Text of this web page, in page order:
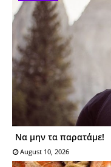
Να μην τα παρατάμε!
August 10, 2026